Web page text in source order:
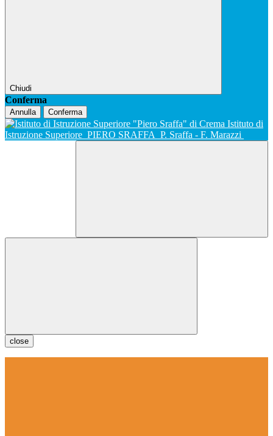
Chiudi
Conferma
Annulla Conferma
Istituto di
Istruzione Superiore PIERO SRAFFA P. Sraffa - F. Marazzi
close